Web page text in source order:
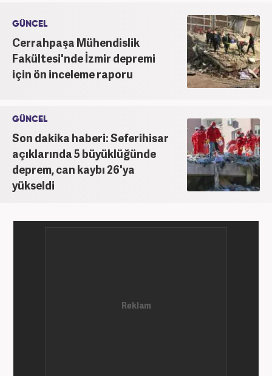
GÜNCEL
Cerrahpaşa Mühendislik
Fakültesi'nde İzmir depremi
için ön inceleme raporu
GÜNCEL
Son dakika haberi: Seferihisar
açıklarında 5 büyüklüğünde
deprem, can kaybı 26'ya
yükseldi